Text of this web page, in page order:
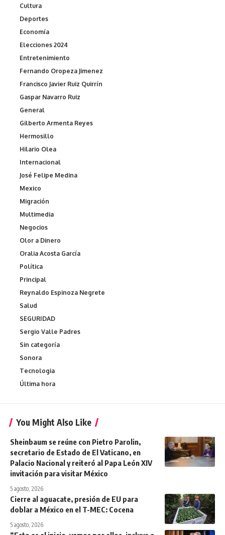
Cultura
Deportes
Economía
Elecciones 2024
Entretenimiento
Fernando Oropeza Jimenez
Francisco Javier Ruiz Quirrín
Gaspar Navarro Ruiz
General
Gilberto Armenta Reyes
Hermosillo
Hilario Olea
Internacional
José Felipe Medina
Mexico
Migración
Multimedia
Negocios
Olor a Dinero
Oralia Acosta García
Política
Principal
Reynaldo Espinoza Negrete
Salud
SEGURIDAD
Sergio Valle Padres
Sin categoría
Sonora
Tecnologia
Última hora
You Might Also Like
Sheinbaum se reúne con Pietro Parolin,
secretario de Estado de El Vaticano, en
Palacio Nacional y reiteró al Papa León XIV
invitación para visitar México
5 agosto, 2026
Cierre al aguacate, presión de EU para
doblar a México en el T-MEC: Cocena
5 agosto, 2026